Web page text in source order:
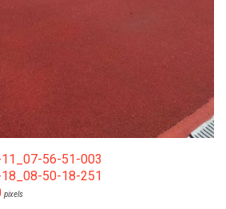
56-51-003
50-18-251
pixels